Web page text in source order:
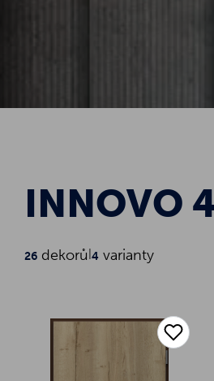
INNOVO
26 dekorů 4 varianty